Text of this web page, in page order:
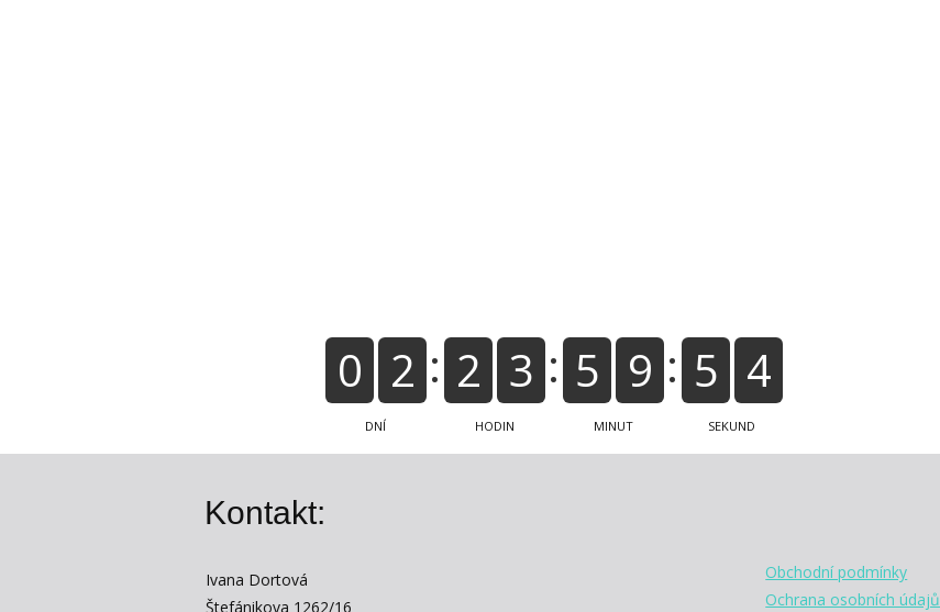
0 2
DNÍ
2 3
HODIN
5 9
MINUT
5
4
SEKUND
Kontakt:
Ivana Dortová
Štefánikova 1262/16
Obchodní podmínky
Ochrana osobních údajů